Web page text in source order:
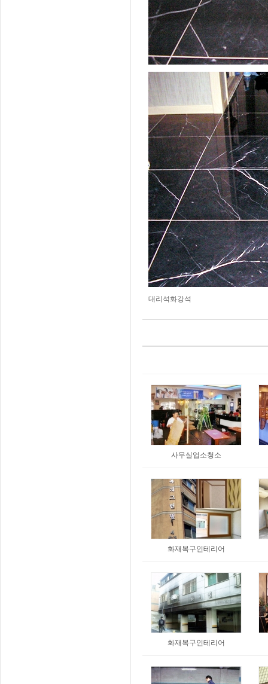
대리석화강석
사무실업소청소
화재복구인테리어
화재복구인테리어